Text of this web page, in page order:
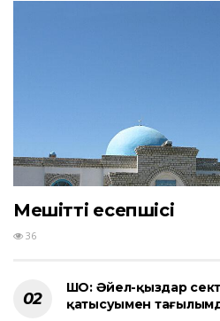
Мешіттің есепшісі
36
ШҚО: Әйел-қыздар
қатысуымен